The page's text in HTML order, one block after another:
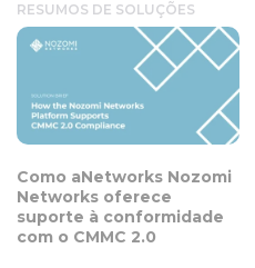
RESUMOS DE SOLUÇÕES
Como aNetworks Nozomi
Networks oferece
suporte à conformidade
com o CMMC 2.0